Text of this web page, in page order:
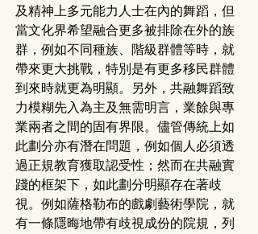
及精神上多元能力人士在內的舞蹈，但
當文化界希望融合更多被排除在外的族
群，例如不同種族、階級群體等時，就
帶來更大挑戰，特別是有更多移民群體
到來時就更為明顯。另外，共融舞蹈致
力模糊先入為主及無需明言，業餘與專
業兩者之間的固有界限。儘管傳統上如
此劃分亦有潛在問題，例如個人必須透
過正規教育獲取認受性；然而在共融實
踐的框架下，如此劃分明顯存在著歧
視。例如薩格勒布的戲劇藝術學院，就
有一條隱晦地帶有歧視成份的院規，列